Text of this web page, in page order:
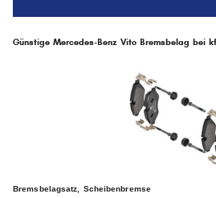
Günstige Mercedes-Benz Vito Bremsbelag bei
Bremsbelagsatz, Scheibenbremse